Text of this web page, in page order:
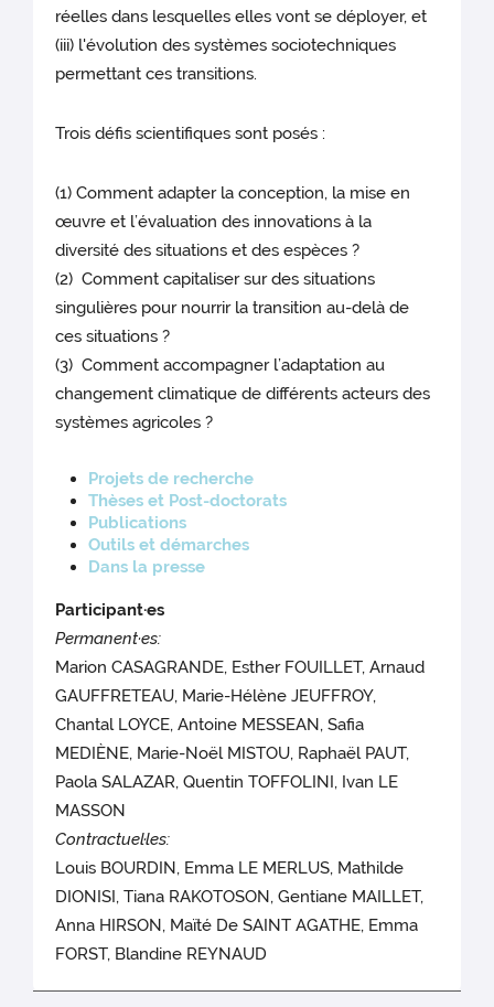
réelles dans lesquelles elles vont se déployer, et
(iii) l'évolution des systèmes sociotechniques
permettant ces transitions.
Trois défis scientifiques sont posés :
(1) Comment adapter la conception, la mise en
œuvre et l’évaluation des innovations à la
diversité des situations et des espèces ?
(2) Comment capitaliser sur des situations
singulières pour nourrir la transition au-delà de
ces situations ?
(3) Comment accompagner l’adaptation au
changement climatique de différents acteurs des
systèmes agricoles ?
Projets de recherche
Thèses et Post-doctorats
Publications
Outils et démarches
Dans la presse
Participant·es
Permanent·es:
Marion CASAGRANDE, Esther FOUILLET, Arnaud
GAUFFRETEAU, Marie-Hélène JEUFFROY,
Chantal LOYCE, Antoine MESSEAN, Safia
MEDIÈNE, Marie-Noël MISTOU, Raphaël PAUT,
Paola SALAZAR, Quentin TOFFOLINI, Ivan LE
MASSON
Contractuel·les:
Louis BOURDIN, Emma LE MERLUS, Mathilde
DIONISI, Tiana RAKOTOSON, Gentiane MAILLET,
Anna HIRSON, Maïté De SAINT AGATHE, Emma
FORST, Blandine REYNAUD